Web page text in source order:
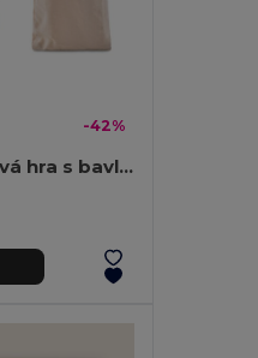
-42%
PISA Dřevěná věžová hra s bavlněným pouzdrem